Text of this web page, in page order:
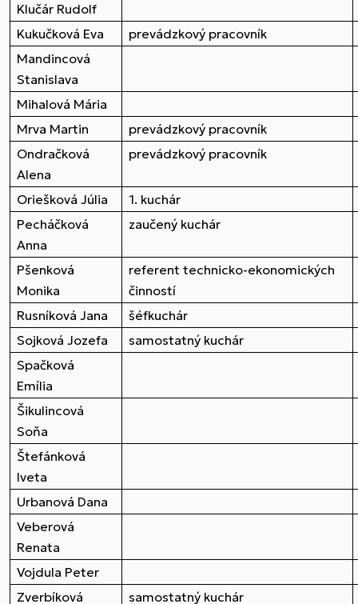
Klučár Rudolf
Kukučková Eva
prevádzkový pracovník
Mandincová
Stanislava
Mihalová Mária
Mrva Martin
prevádzkový pracovník
Ondračková
Alena
prevádzkový pracovník
Oriešková Júlia
1. kuchár
Pecháčková
Anna
zaučený kuchár
Pšenková
Monika
referent technicko-ekonomických
činností
Rusníková Jana
šéfkuchár
Sojková Jozefa
samostatný kuchár
Spačková
Emília
Šikulincová
Soňa
Štefánková
Iveta
Urbanová Dana
Veberová
Renata
Vojdula Peter
Zverbíková
samostatný kuchár